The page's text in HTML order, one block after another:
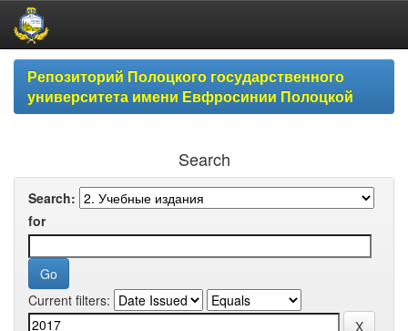
Skip
navigationРепозиторий Полоцкого государственного
университета имени Евфросинии Полоцкой
Search
Search:
for
Current filters: